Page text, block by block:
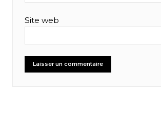
Site web